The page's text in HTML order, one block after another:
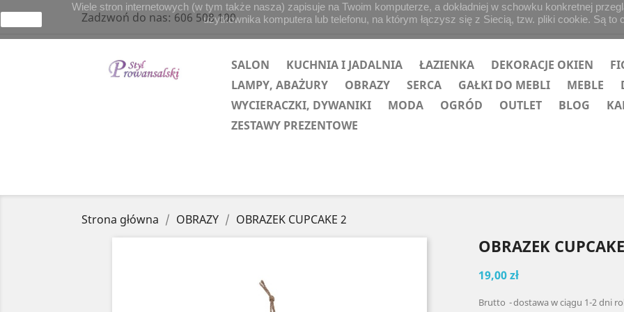
Zadzwoń do nas:606 508 100
SALON KUCHNIA I JADALNIA ŁAZIENKA DEKORACJE OKIEN
LAMPY, ABAŻURY
OBRAZY SERCA GAŁKI DO MEBLI MEBLE
WYCIERACZKI, DYWANIKI
MODA OGRÓD OUTLET BLOG
ZESTAWY PREZENTOWE
Strona główna OBRAZY OBRAZEK CUPCAKE 2
OBRAZEK
19,00 zł
Brutto dostawa w ciągu 1-2 dni
Wiele stron internetowych (w tym także nasza) zapisuje na Twoim komputerze, a dokładniej w schowku konkretnej
użytkownika komputera lub telefonu, na którym łączysz się z Siecią, tzw. pliki cookie. Są to